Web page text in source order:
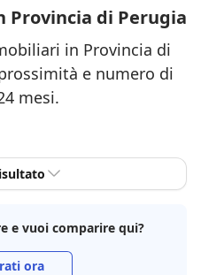
di Perugia
in Provincia di
e numero di
mesi.
e vuoi comparire qui?
ora